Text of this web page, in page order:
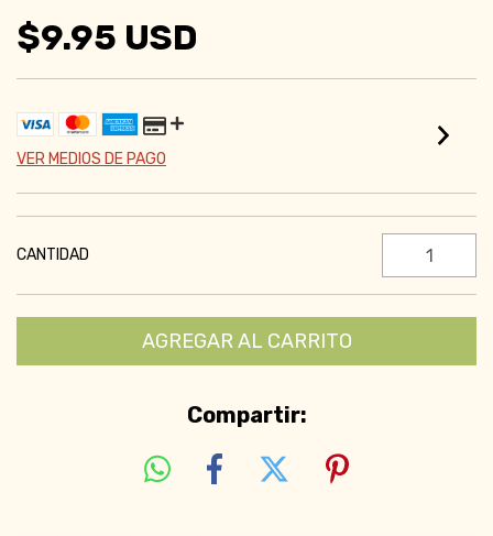
$9.95 USD
VER MEDIOS DE PAGO
CANTIDAD
Compartir: